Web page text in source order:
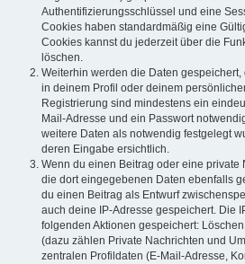
Authentifizierungsschlüssel und eine
Cookies haben standardmäßig eine
Cookies kannst du jederzeit über die
löschen.
Weiterhin werden die Daten
in deinem Profil oder deinem
Registrierung sind mindestens ein
Mail-Adresse und ein Passwort
weitere Daten als notwendig festgelegt
deren Eingabe ersichtlich.
Wenn du einen Beitrag oder eine private
die dort eingegebenen Daten ebenfalls
du einen Beitrag als Entwurf
auch deine IP-Adresse gespeichert. Die
folgenden Aktionen gespeichert:
(dazu zählen Private Nachrichten und
zentralen Profildaten (E-Mail-Adresse,